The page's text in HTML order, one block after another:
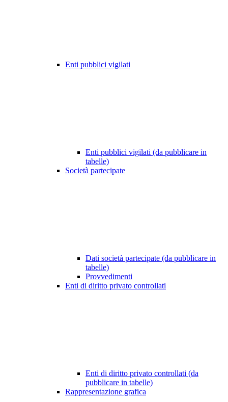
Enti pubblici vigilati
Enti pubblici vigilati (da pubblicare in
tabelle)
Società partecipate
Dati società partecipate (da pubblicare in
tabelle)
Provvedimenti
Enti di diritto privato controllati
Enti di diritto privato controllati (da
pubblicare in tabelle)
Rappresentazione grafica